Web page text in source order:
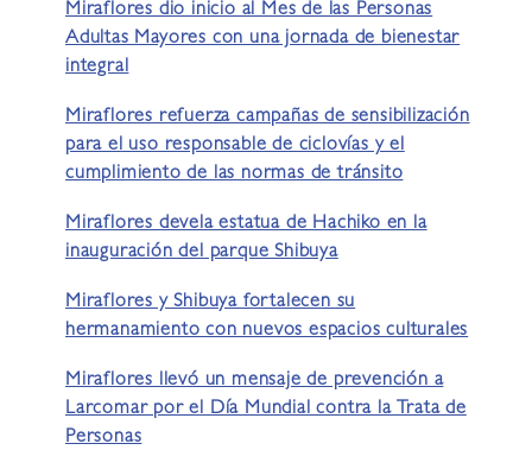
Miraflores dio inicio al Mes de las Personas
Adultas Mayores con una jornada de bienestar
integral
Miraflores refuerza campañas de sensibilización
para el uso responsable de ciclovías y el
cumplimiento de las normas de tránsito
Miraflores devela estatua de Hachiko en la
inauguración del parque Shibuya
Miraflores y Shibuya fortalecen su
hermanamiento con nuevos espacios culturales
Miraflores llevó un mensaje de prevención a
Larcomar por el Día Mundial contra la Trata de
Personas